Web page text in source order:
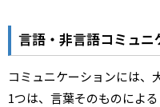
言語・非言語コミュ
コミュニケーションには、
1つは、言葉そのものによ